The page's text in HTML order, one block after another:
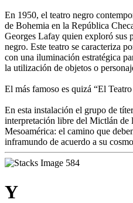
En 1950, el teatro negro
de Bohemia en la República
Georges Lafay quien exploró sus
negro. Este teatro se caracteriza
con una iluminación estratégica
la utilización de objetos o
El más famoso es quizá “El
En esta instalación el grupo de
interpretación libre del Mictlán de
Mesoamérica: el camino que
inframundo de acuerdo a su
Y